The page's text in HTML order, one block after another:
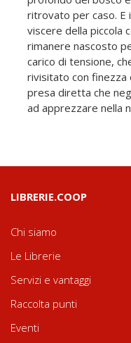
ritrovato per caso. E
viscere della piccola
rimanere nascosto
carico di tensione,
rivisitato con finezza
presa diretta che
ad apprezzare nella
LIBRERIE.COOP
Chi siamo
Le Librerie
Servizi e vantaggi
Raccolta punti
Eventi